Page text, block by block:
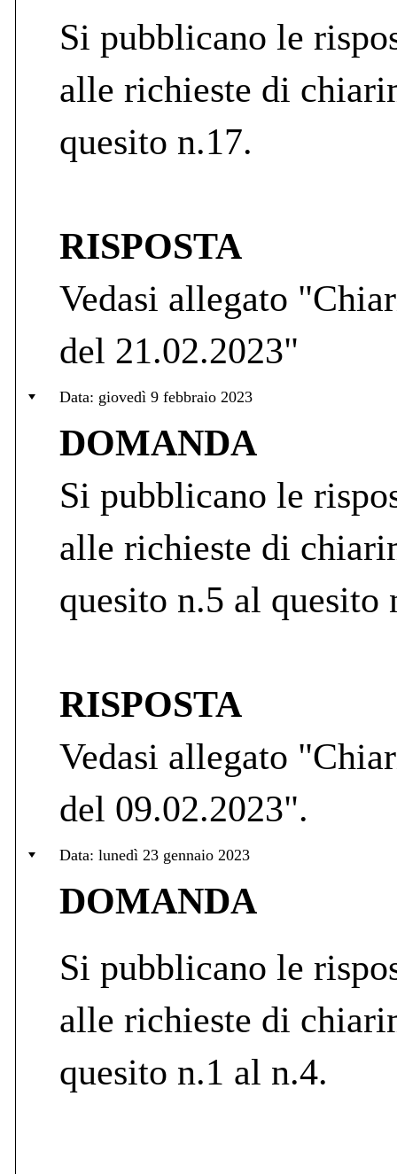
Si pubblicano le
alle richieste di
quesito n.17.
RISPOSTA
Vedasi allegato
del 21.02.2023"
Data: giovedì 9 febbraio 2023
DOMANDA
Si pubblicano le
alle richieste di
quesito n.5 al quesito
RISPOSTA
Vedasi allegato
del 09.02.2023".
Data: lunedì 23 gennaio 2023
DOMANDA
Si pubblicano le
alle richieste di
quesito n.1 al n.4.